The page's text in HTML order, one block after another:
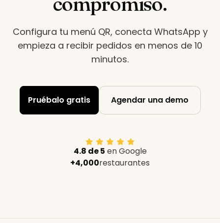
Configura tu menú QR, conecta WhatsApp y
empieza a recibir pedidos en menos de 10
minutos.
Pruébalo gratis Agendar una demo
4.8 de 5 en Google
+4,000restaurantes